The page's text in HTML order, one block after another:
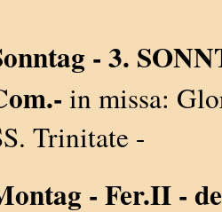
- 3.
in missa:
Trinitate -
- Fer.II -